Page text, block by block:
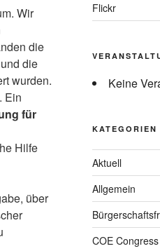
Wir
die
die
wurden.
Ein
für
Hilfe
über
Flickr
Keine
KATEGORIEN
Aktuell
Allgemein
COE Congress